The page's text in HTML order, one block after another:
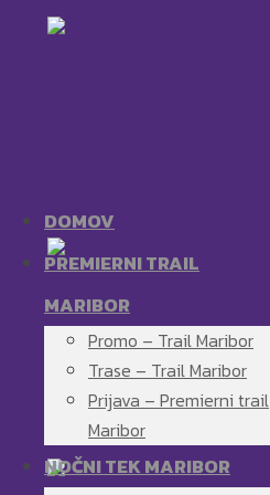
DOMOV
PREMIERNI TRAIL
MARIBOR
Promo – Trail Maribor
Trase – Trail Maribor
Prijava – Premierni trail
Maribor
NOČNI TEK MARIBOR